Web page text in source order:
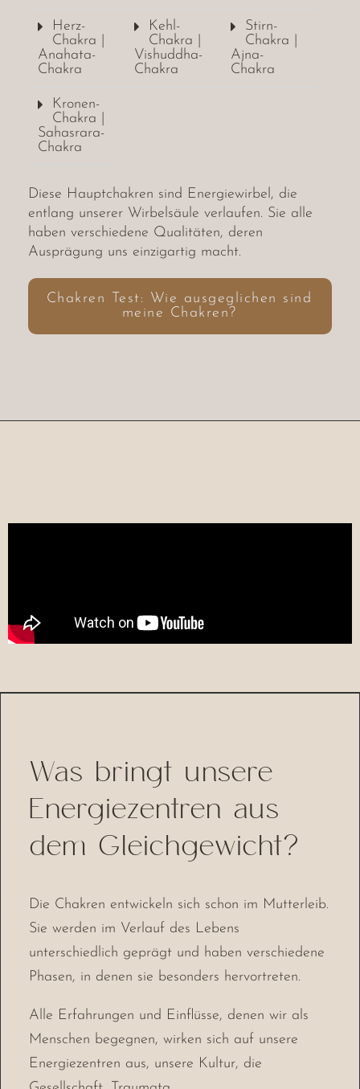
Herz-
Chakra |
Anahata-
Chakra
Kehl-
Chakra |
Vishuddha-
Chakra
Stirn-
Chakra |
Ajna-
Chakra
Kronen-
Chakra |
Sahasrara-
Chakra
Diese Hauptchakren sind Energiewirbel, die
entlang unserer Wirbelsäule verlaufen. Sie alle
haben verschiedene Qualitäten, deren
Ausprägung uns einzigartig macht.
Chakren Test: Wie ausgeglichen sind
meine Chakren?
Was bringt unsere
Energiezentren aus
dem Gleichgewicht?
Die Chakren entwickeln sich schon im Mutterleib.
Sie werden im Verlauf des Lebens
unterschiedlich geprägt und haben verschiedene
Phasen, in denen sie besonders hervortreten.
Alle Erfahrungen und Einflüsse, denen wir als
Menschen begegnen, wirken sich auf unsere
Energiezentren aus, unsere Kultur, die